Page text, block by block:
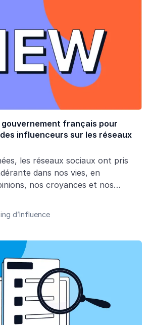
gouvernement français pour
influenceurs sur les réseaux
les réseaux sociaux ont pris
dans nos vies, en
nos croyances et nos
type de personnalités : les
qu’ils ne dupent pas leur
en gagnant de l’argent aux
d’Influence